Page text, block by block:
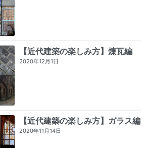
【近代建築の楽しみ方】煉瓦編
2020年12月1日
【近代建築の楽しみ方】ガラス編
2020年11月14日